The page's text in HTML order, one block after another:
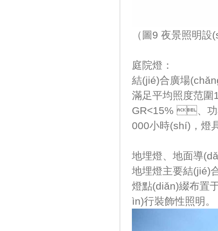
（圖9 夜景照明
庭院燈：
結(jié)合廣場
滿足平均照度范
GR<15% 、功
000小時(shí)
地埋燈、地面導
地埋燈主要結(jié)
燈點(diǎn)綴布置
ìn)行裝飾性照明。